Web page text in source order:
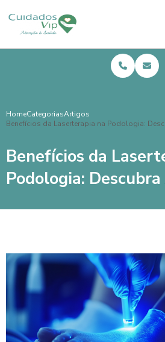
HomeCategoriasArtigos
Benefícios da Laserterapia na Podologia:
Benefícios da
Podologia: